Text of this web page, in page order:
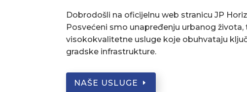
Dobrodošli na oficijelnu web stranicu JP
Posvećeni smo unapređenju urbanog života,
visokokvalitetne usluge koje obuhvataju
gradske infrastrukture.
NAŠE USLUGE